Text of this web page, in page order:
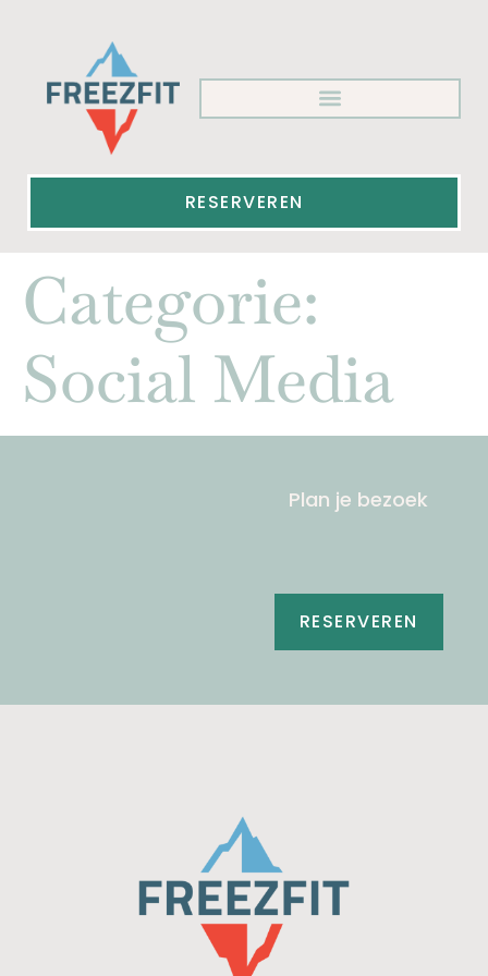
RESERVEREN
Categorie:
Social Media
Plan je bezoek
RESERVEREN